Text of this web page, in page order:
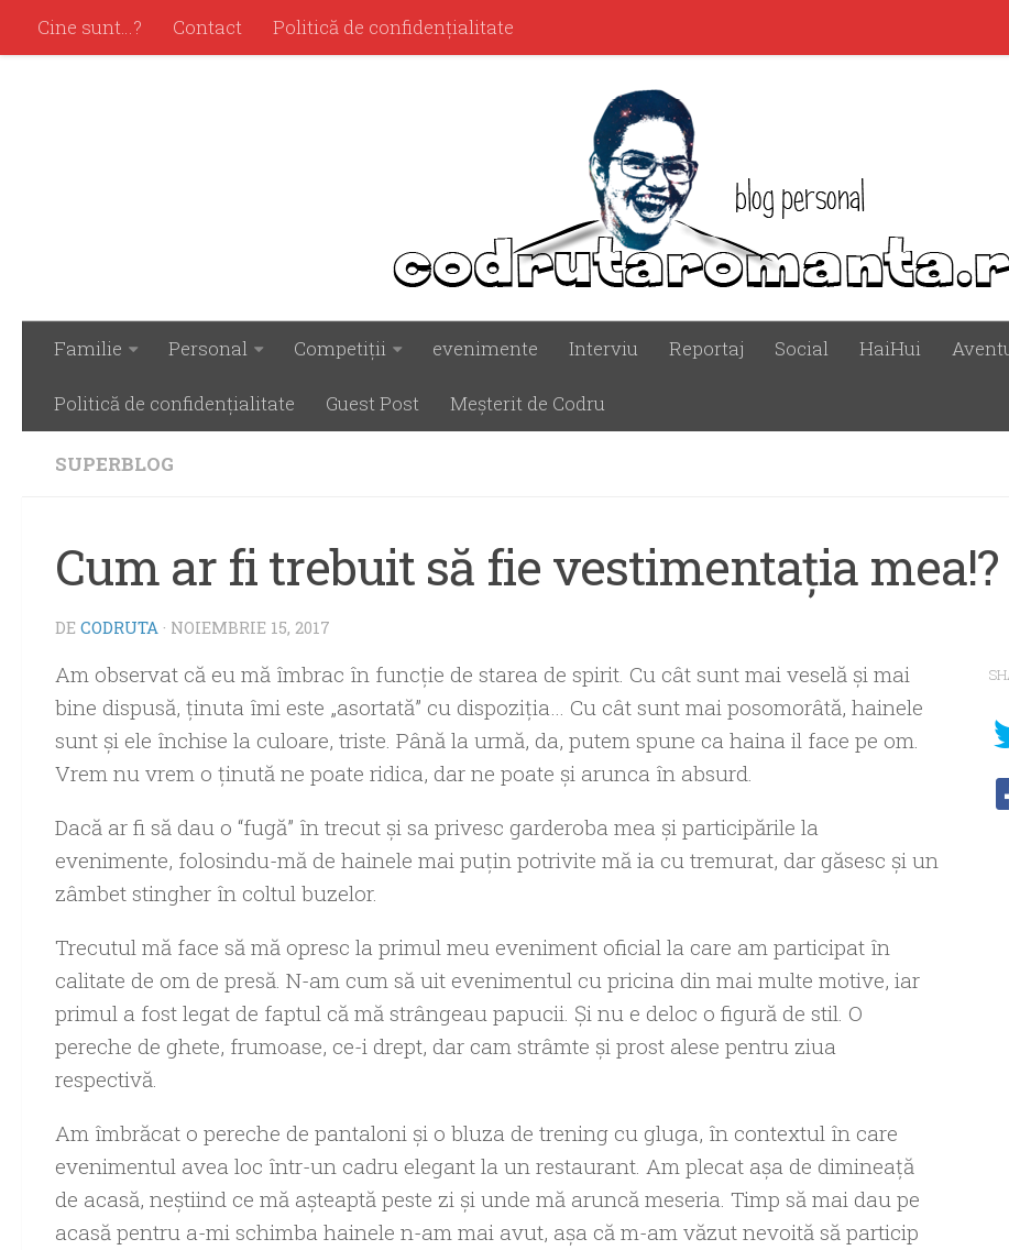
Cine sunt…? Contact Politică de confidenţialitate
Familie Personal Competiţii evenimente Interviu Reportaj Social HaiHui
Politică de confidenţialitate Guest Post Meşterit de Codru
SUPERBLOG
Cum ar fi trebuit să fie vestimentaţia mea!?
DE CODRUTA · NOIEMBRIE 15, 2017
Am observat că eu mă îmbrac în funcție de starea de spirit. Cu cât sunt mai veselă și mai
bine dispusă, ținuta îmi este „asortată” cu dispoziţia… Cu cât sunt mai posomorâtă, hainele
sunt și ele închise la culoare, triste. Până la urmă, da, putem spune ca haina il face pe om.
Vrem nu vrem o ținută ne poate ridica, dar ne poate și arunca în absurd.
Dacă ar fi să dau o “fugă” în trecut și sa privesc garderoba mea și participările la
evenimente, folosindu-mă de hainele mai puțin potrivite mă ia cu tremurat, dar găsesc și un
zâmbet stingher în coltul buzelor.
Trecutul mă face să mă opresc la primul meu eveniment oficial la care am participat în
calitate de om de presă. N-am cum să uit evenimentul cu pricina din mai multe motive, iar
primul a fost legat de faptul că mă strângeau papucii. Și nu e deloc o figură de stil. O
pereche de ghete, frumoase, ce-i drept, dar cam strâmte şi prost alese pentru ziua
respectivă.
Am îmbrăcat o pereche de pantaloni și o bluza de trening cu gluga, în contextul în care
evenimentul avea loc într-un cadru elegant la un restaurant. Am plecat aşa de dimineaţă
de acasă, neştiind ce mă aşteaptă peste zi şi unde mă aruncă meseria. Timp să mai dau pe
acasă pentru a-mi schimba hainele n-am mai avut, aşa că m-am văzut nevoită să particip